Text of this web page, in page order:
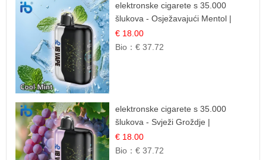
elektronske cigarete s 35.000
šlukova - Osježavajući Mentol |
Čista i Svježa Okus
€ 18.00
Bio：€ 37.72
elektronske cigarete s 35.000
šlukova - Svježi Groždje |
Osježavajuća Voćna Aroma
€ 18.00
Bio：€ 37.72